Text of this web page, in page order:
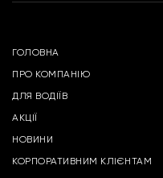
ГОЛОВНА
ПРО КОМПАНІЮ
ДЛЯ ВОДІЇВ
АКЦІЇ
НОВИНИ
КОРПОРАТИВНИМ КЛІЄНТАМ